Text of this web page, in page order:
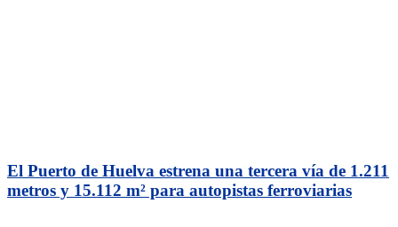
El Puerto de Huelva estrena una tercera vía de 1.211
metros y 15.112 m² para autopistas ferroviarias